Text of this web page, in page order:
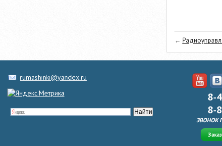
←
rumashinki@yandex.ru
8-
8-
ЗВОНОК